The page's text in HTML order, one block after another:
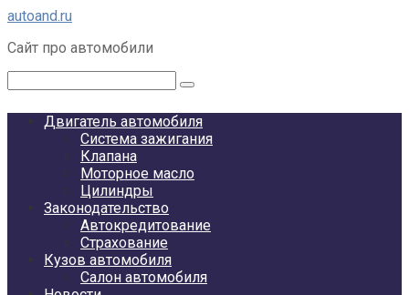
Перейти
контенту
autoand.ru
Сайт про автомобили
Двигатель автомобиля
Система зажигания
Клапана
Моторное масло
Цилиндры
Законодательство
Автокредитование
Страхование
Кузов автомобиля
Салон автомобиля